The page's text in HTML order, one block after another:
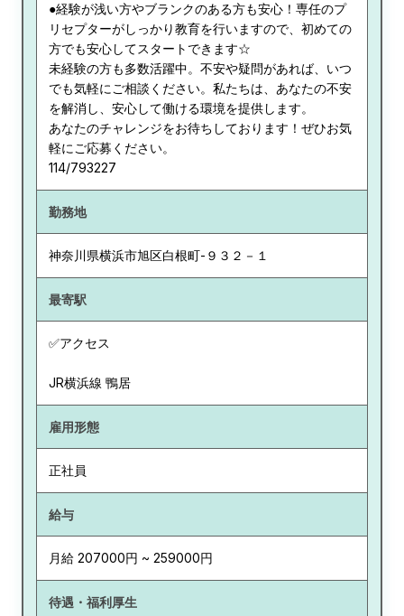
●経験が浅い方やブランクのある方も安心！専任のプ
リセプターがしっかり教育を行いますので、初めての
方でも安心してスタートできます☆
未経験の方も多数活躍中。不安や疑問があれば、いつ
でも気軽にご相談ください。私たちは、あなたの不安
を解消し、安心して働ける環境を提供します。
あなたのチャレンジをお待ちしております！ぜひお気
軽にご応募ください。
114/793227
勤務地
神奈川県横浜市旭区白根町-９３２－１
最寄駅
✅アクセス
JR横浜線 鴨居
雇用形態
正社員
給与
月給 207000円 ~ 259000円
待遇・福利厚生